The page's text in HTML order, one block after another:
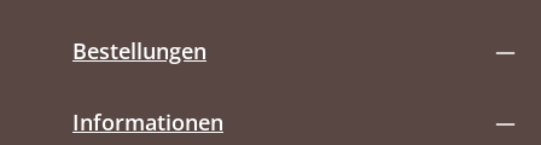
Bestellungen
Informationen